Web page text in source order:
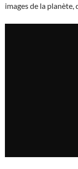
images de la planète,